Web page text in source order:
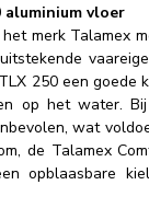
vloer
merk Talamex
250 een
op het water.
wat
de Talamex
opblaasbare